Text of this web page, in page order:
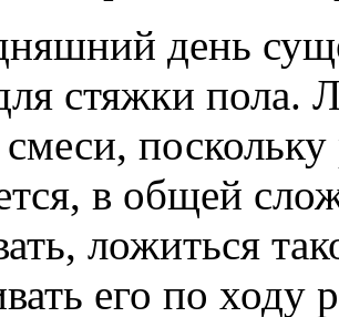
день
стяжки пола.
в общей
ложиться
его по ходу